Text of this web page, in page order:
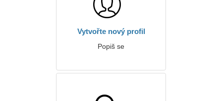
Vytvořte nový profil
Popiš se